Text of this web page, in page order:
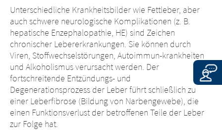
Unterschiedliche Krankheitsbilder wie Fettleber, aber
auch schwere neurologische Komplikationen (z. B.
hepatische Enzephalopathie, HE) sind Zeichen
chronischer Lebererkrankungen. Sie können durch
Viren, Stoffwechselstörungen, Autoimmun-krankheiten
und Alkoholismus verursacht werden. Der
fortschreitende Entzündungs- und
Degenerationsprozess der Leber führt schließlich zu
einer Leberfibrose (Bildung von Narbengewebe), die
einen Funktionsverlust der betroffenen Teile der Leber
zur Folge hat.
auf den verlinkten Websites zu unterrichten.
EXIT
CONTINUE TOURL
Folgen ihrer Nutzung durch
Besucher*innen. Wir bitten Sie jedoch,
uns unverzüglich über rechtswidrige
Inhalte auf den verlinkten Websites zu
unterrichten.
CONTINUE TOURL